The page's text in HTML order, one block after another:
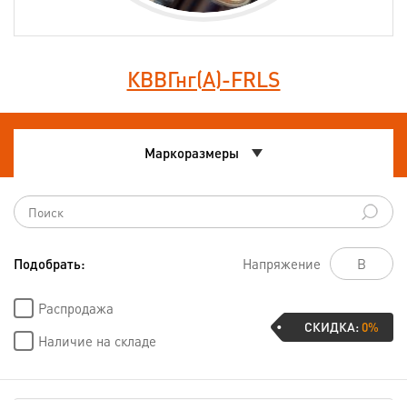
КВВГнг(А)-FRLS
Маркоразмеры
Подобрать: Напряжение
Распродажа
Наличие на складе
СКИДКА:0%